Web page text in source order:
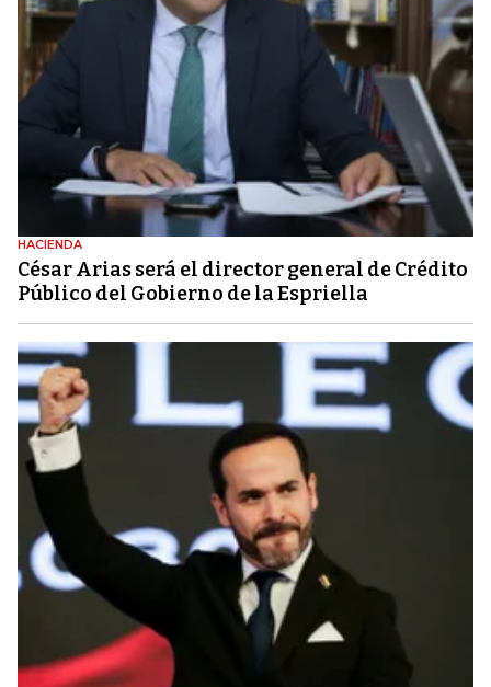
HACIENDA
César Arias será el director general de Crédito
Público del Gobierno de la Espriella